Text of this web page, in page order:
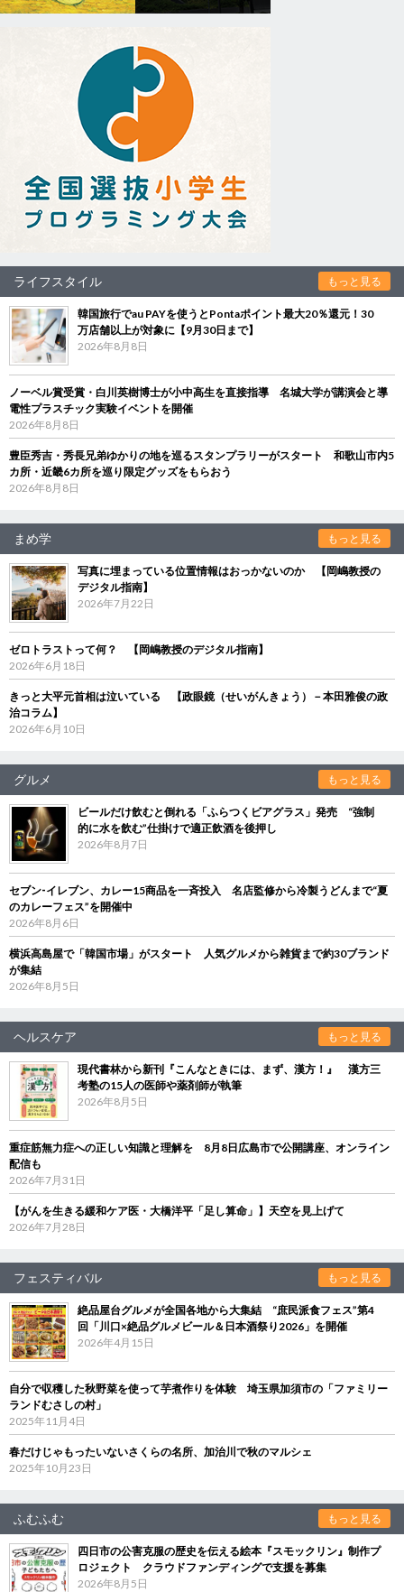
ライフスタイル もっと見る
韓国旅行でau PAYを使うとPontaポイント最大20％還元！30
万店舗以上が対象に【9月30日まで】
2026年8月8日
ノーベル賞受賞・白川英樹博士が小中高生を直接指導 名城大学が講演会と導
電性プラスチック実験イベントを開催
2026年8月8日
豊臣秀吉・秀長兄弟ゆかりの地を巡るスタンプラリーがスタート 和歌山市内5
カ所・近畿6カ所を巡り限定グッズをもらおう
2026年8月8日
まめ学 もっと見る
写真に埋まっている位置情報はおっかないのか 【岡嶋教授の
デジタル指南】
2026年7月22日
ゼロトラストって何？ 【岡嶋教授のデジタル指南】
2026年6月18日
きっと大平元首相は泣いている 【政眼鏡（せいがんきょう）－本田雅俊の政
治コラム】
2026年6月10日
グルメ もっと見る
ビールだけ飲むと倒れる「ふらつくビアグラス」発売 “強制
的に水を飲む”仕掛けで適正飲酒を後押し
2026年8月7日
セブン‐イレブン、カレー15商品を一斉投入 名店監修から冷製うどんまで“夏
のカレーフェス”を開催中
2026年8月6日
横浜高島屋で「韓国市場」がスタート 人気グルメから雑貨まで約30ブランド
が集結
2026年8月5日
ヘルスケア もっと見る
現代書林から新刊『こんなときには、まず、漢方！』 漢方三
考塾の15人の医師や薬剤師が執筆
2026年8月5日
重症筋無力症への正しい知識と理解を 8月8日広島市で公開講座、オンライン
配信も
2026年7月31日
【がんを生きる緩和ケア医・大橋洋平「足し算命」】天空を見上げて
2026年7月28日
フェスティバル もっと見る
絶品屋台グルメが全国各地から大集結 “庶民派食フェス”第4
回「川口×絶品グルメビール＆日本酒祭り2026」を開催
2026年4月15日
自分で収穫した秋野菜を使って芋煮作りを体験 埼玉県加須市の「ファミリー
ランドむさしの村」
2025年11月4日
春だけじゃもったいないさくらの名所、加治川で秋のマルシェ
2025年10月23日
ふむふむ もっと見る
四日市の公害克服の歴史を伝える絵本『スモックリン』制作プ
ロジェクト クラウドファンディングで支援を募集
2026年8月5日